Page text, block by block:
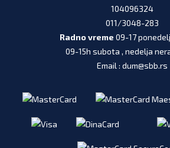
104096324
011/3048-283
Radno vreme 09-17
09-15h subota , nedelja
Email : dum@sbb.rs